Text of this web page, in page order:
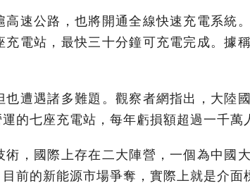
速公路，也將開通全線快速充電系統
電站，最快三十分鐘可充電完成。據
遭遇諸多難題。觀察者網指出，大陸
的七座充電站，每年虧損額超過一千萬
，國際上存在二大陣營，一個為中國
前的新能源市場爭奪，實際上就是介面